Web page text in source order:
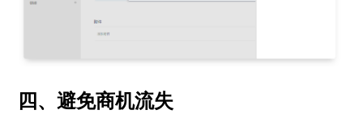
四、避免商机流失